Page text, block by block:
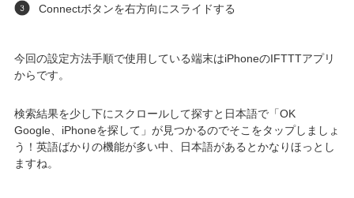
Connectボタンを右方向にスライドする
今回の設定方法手順で使用している端末はiPhoneのIFTTTアプリ
からです。
検索結果を少し下にスクロールして探すと日本語で「OK
Google、iPhoneを探して」が見つかるのでそこをタップしましょ
う！英語ばかりの機能が多い中、日本語があるとかなりほっとし
ますね。